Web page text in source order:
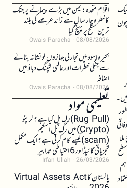
اقوام متحدہ: یمن میں بڑے پیمانے پر جنگ
کا خطرہ چار سال سے زائد عرصے کی بلند
ترین سطح پر پہنچ گیا
Owais Paracha 08/08/2026
بحیرہ اسود میں تجارتی جہازوں کو نشانہ بنانے
سے جنگی خطرات اور عالمی شپنگ دباؤ میں
اضافہ
Owais Paracha 08/08/2026
تعلیمی مواد(Rug Pull)رگ پل کیا ہے؟ کرپٹو
(Crypto) میں رگ پل اسکیم
(scam)کیسے کام کرتی ہے؟ ایک مکمل
تجزیاتی گائیڈ اور 6 احتیاطی تدابیر
Irfan Ullah 26/03/2026
پاکستان کا Virtual Assets Act